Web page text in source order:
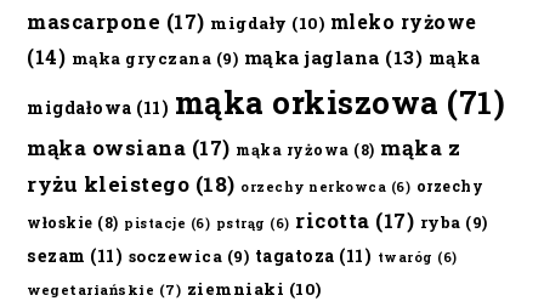
mascarpone (17) migdały (10) mleko ryżowe
(14) mąka gryczana (9) mąka jaglana (13) mąka
migdałowa (11) mąka orkiszowa (71)
mąka owsiana (17) mąka ryżowa (8) mąka z
ryżu kleistego (18) orzechy nerkowca (6) orzechy
włoskie (8) pistacje (6) pstrąg (6) ricotta (17) ryba (9)
sezam (11) soczewica (9) tagatoza (11) twaróg (6)
wegetariańskie (7) ziemniaki (10)